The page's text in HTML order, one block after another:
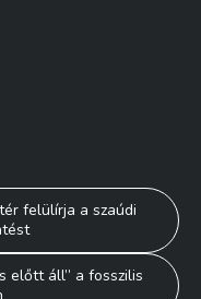
felülírja a szaúdi
előtt áll” a fosszilis